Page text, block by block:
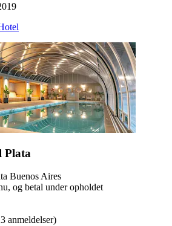
Plata
Buenos Aires
og betal under opholdet
anmeldelser)